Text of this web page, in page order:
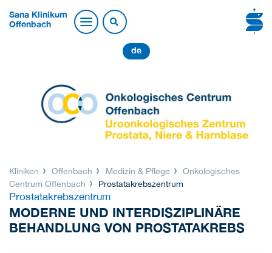
Sana Klinikum
Offenbach
de
Kliniken Offenbach Medizin & Pflege
Onkologisches
Centrum Offenbach
Prostatakrebszentrum
Prostatakrebszentrum
MODERNE UND INTERDISZIPLINÄRE
BEHANDLUNG VON PROSTATAKREBS